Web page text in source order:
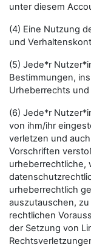
unter diesem
(4) Eine Nutzung
und
(5) Jede*r
Bestimmungen,
Urheberrechts
(6) Jede*r
von ihm/ihr
verletzen und
Vorschriften
urheberrechtliche,
urheberrechtlich
auszutauschen,
rechtlichen
der Setzung von